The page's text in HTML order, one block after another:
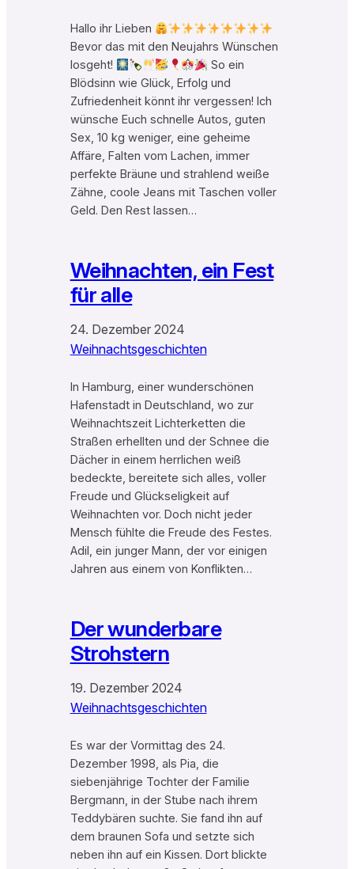
Hallo ihr Lieben
Bevor das mit den Neujahrs Wünschen
losgeht!
So ein
Blödsinn wie Glück, Erfolg und
Zufriedenheit könnt ihr vergessen! Ich
wünsche Euch schnelle Autos, guten
Sex, 10 kg weniger, eine geheime
Affäre, Falten vom Lachen, immer
perfekte Bräune und strahlend weiße
Zähne, coole Jeans mit Taschen voller
Geld. Den Rest lassen…
Weihnachten, ein Fest
für alle
24. Dezember 2024
Weihnachtsgeschichten
In Hamburg, einer wunderschönen
Hafenstadt in Deutschland, wo zur
Weihnachtszeit Lichterketten die
Straßen erhellten und der Schnee die
Dächer in einem herrlichen weiß
bedeckte, bereitete sich alles, voller
Freude und Glückseligkeit auf
Weihnachten vor. Doch nicht jeder
Mensch fühlte die Freude des Festes.
Adil, ein junger Mann, der vor einigen
Jahren aus einem von Konflikten…
Der wunderbare
Strohstern
19. Dezember 2024
Weihnachtsgeschichten
Es war der Vormittag des 24.
Dezember 1998, als Pia, die
siebenjährige Tochter der Familie
Bergmann, in der Stube nach ihrem
Teddybären suchte. Sie fand ihn auf
dem braunen Sofa und setzte sich
neben ihn auf ein Kissen. Dort blickte